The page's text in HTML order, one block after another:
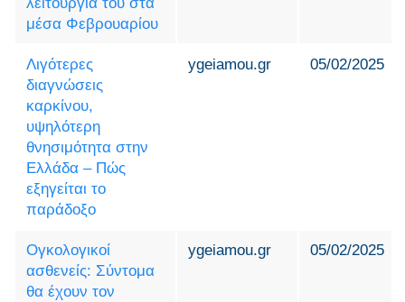
λειτουργία του στα
μέσα Φεβρουαρίου
Λιγότερες
διαγνώσεις
καρκίνου,
υψηλότερη
θνησιμότητα στην
Ελλάδα – Πώς
εξηγείται το
παράδοξο
ygeiamou.gr 05/02/2025
Ογκολογικοί
ασθενείς: Σύντομα
θα έχουν τον
ygeiamou.gr 05/02/2025